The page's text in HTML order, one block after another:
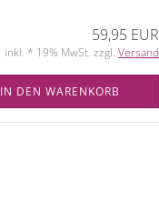
59,95 EUR
inkl. * 19% MwSt. zzgl. Versand
IN DEN WARENKORB